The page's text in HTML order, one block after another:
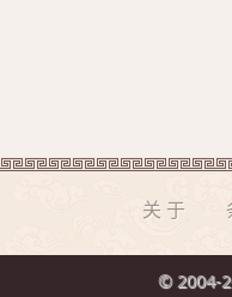
关于
© 2004-